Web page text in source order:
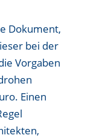
Dokument,
bei der
Vorgaben
Einen